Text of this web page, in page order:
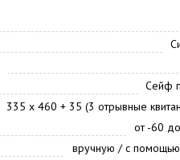
Сейф
335 х 460 + 35 (3 отрывные
от -60
вручную / с